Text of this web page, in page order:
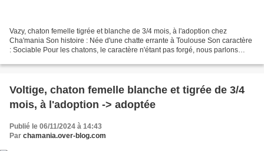
Vazy, chaton femelle tigrée et blanche de 3/4 mois, à l'adoption chez
Cha'mania Son histoire : Née d'une chatte errante à Toulouse Son caractère
: Sociable Pour les chatons, le caractère n'étant pas forgé, nous parlons
Voltige, chaton femelle blanche et tigrée de 3/4
mois, à l'adoption -> adoptée
Publié le 06/11/2024 à 14:43
Par chamania.over-blog.com